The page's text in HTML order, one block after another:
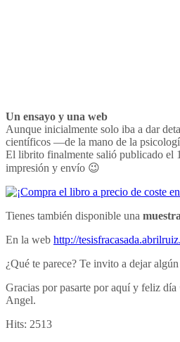
Un ensayo y una web
Aunque inicialmente solo iba a dar
científicos —de la mano de la
El librito finalmente salió publicado el
impresión y envío 😉
Tienes también disponible una
En la web http://
¿Qué te parece? Te invito a dejar
Gracias por pasarte por aquí y feliz día
Angel.
Hits: 2513